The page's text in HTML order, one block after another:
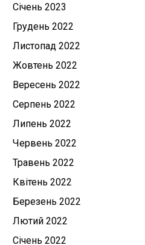
Січень 2023
Грудень 2022
Листопад 2022
Жовтень 2022
Вересень 2022
Серпень 2022
Липень 2022
Червень 2022
Травень 2022
Квітень 2022
Березень 2022
Лютий 2022
Січень 2022